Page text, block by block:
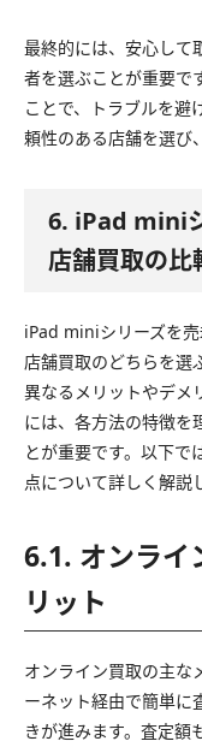
最終的には、安心して
者を選ぶことが重要で
ことで、トラブルを避
頼性のある店舗を選び
6. iPad mini
店舗買取の比
iPad miniシリーズを
店舗買取のどちらを選
異なるメリットやデメ
には、各方法の特徴を
とが重要です。以下で
点について詳しく解説
6.1. オンライ
リット
オンライン買取の主な
ーネット経由で簡単に
きが進みます。査定額